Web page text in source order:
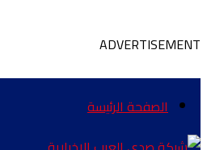
ADVERTISEMENT
الصفحة الرئيسة